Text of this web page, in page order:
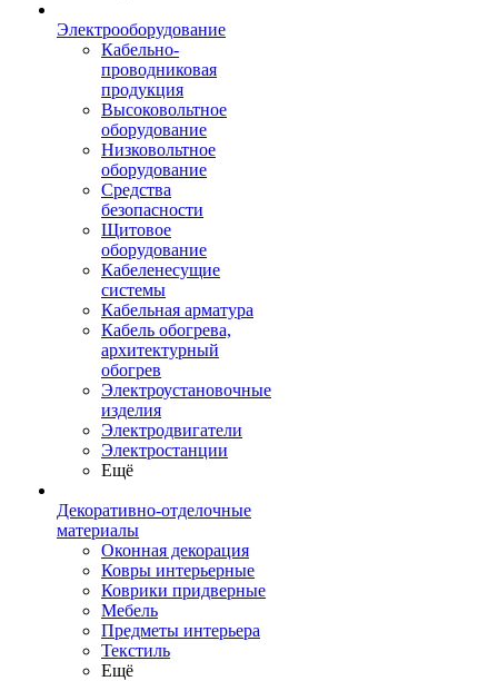
Электрооборудование
Кабельно-
проводниковая
продукция
Высоковольтное
оборудование
Низковольтное
оборудование
Средства
безопасности
Щитовое
оборудование
Кабеленесущие
системы
Кабельная арматура
Кабель обогрева,
архитектурный
обогрев
Электроустановочные
изделия
Электродвигатели
Электростанции
Ещё
Декоративно-отделочные
материалы
Оконная декорация
Ковры интерьерные
Коврики придверные
Мебель
Предметы интерьера
Текстиль
Ещё